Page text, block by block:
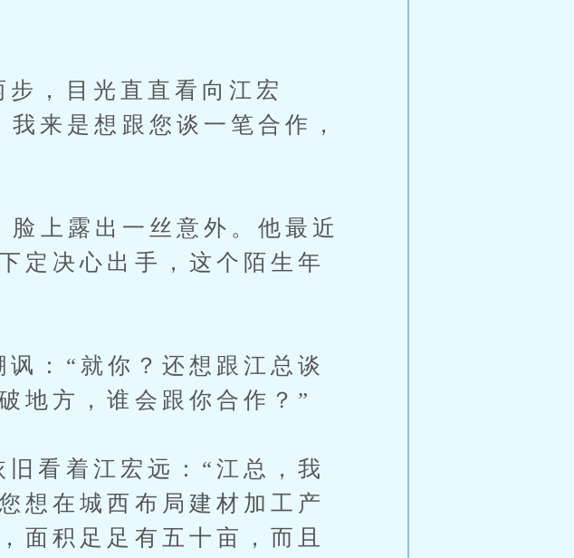
，目光直直看向江宏
来是想跟您谈一笔合作，
上露出一丝意外。他最近
定决心出手，这个陌生年
：“就你？还想跟江总谈
地方，谁会跟你合作？”
看着江宏远：“江总，我
想在城西布局建材加工产
面积足足有五十亩，而且